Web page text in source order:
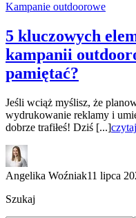
Kampanie outdoorowe
5 kluczowych
kampanii
pamiętać?
Jeśli wciąż myślisz, że
wydrukowanie reklamy i
dobrze trafiłeś! Dziś [...]
Angelika Woźniak11 lipca
Szukaj